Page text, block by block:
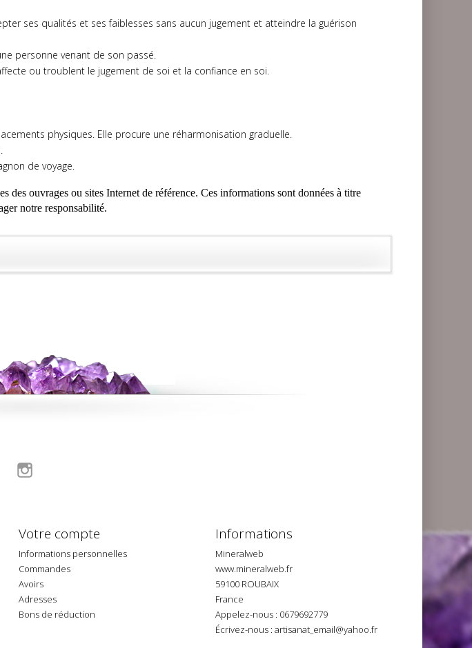
ses qualités et ses faiblesses sans aucun jugement et atteindre la guérison
personne venant de son passé.
ou troublent le jugement de soi et la confiance en soi.
physiques. Elle procure une réharmonisation graduelle.
de voyage.
ouvrages ou sites Internet de référence. Ces informations sont données à titre
notre responsabilité.
Facebook
Votre compte
Informations personnelles
Commandes
Avoirs
Adresses
Bons de réduction
Informations
Mineralweb
www.mineralweb.fr
59100 ROUBAIX
France
Appelez-nous : 0679692779
Écrivez-nous : artisanat_email@yahoo.fr